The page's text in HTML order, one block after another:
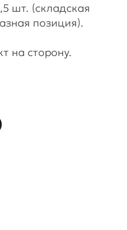
шт. (складская
позиция).
на сторону.